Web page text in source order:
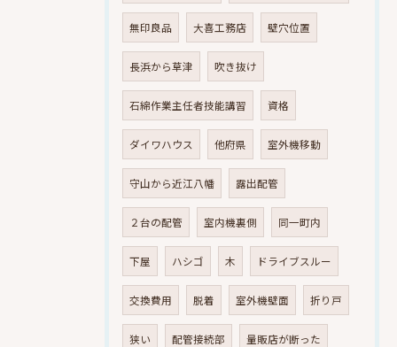
無印良品 大喜工務店 壁穴位置
長浜から草津 吹き抜け
石綿作業主任者技能講習 資格
ダイワハウス 他府県 室外機移動
守山から近江八幡 露出配管
２台の配管 室内機裏側 同一町内
下屋 ハシゴ 木 ドライブスルー
交換費用 脱着 室外機壁面 折り戸
狭い 配管接続部 量販店が断った